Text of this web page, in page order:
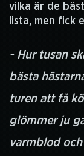
vilka är de
lista, men fick
- Hur tusan
bästa
turen att få
glömmer ju
varmblod